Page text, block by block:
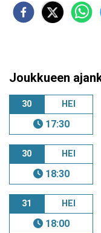
Joukkueen
30 HEI
17:30
30 HEI
18:30
31 HEI
18:00